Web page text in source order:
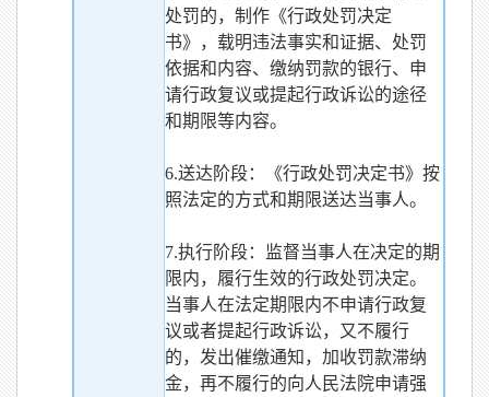
处罚的，制作《行政处罚决定
书》，载明违法事实和证据、处罚
依据和内容、缴纳罚款的银行、申
请行政复议或提起行政诉讼的途径
和期限等内容。
6.送达阶段：《行政处罚决定书》按
照法定的方式和期限送达当事人。
7.执行阶段：监督当事人在决定的期
限内，履行生效的行政处罚决定。
当事人在法定期限内不申请行政复
议或者提起行政诉讼，又不履行
的，发出催缴通知，加收罚款滞纳
金，再不履行的向人民法院申请强